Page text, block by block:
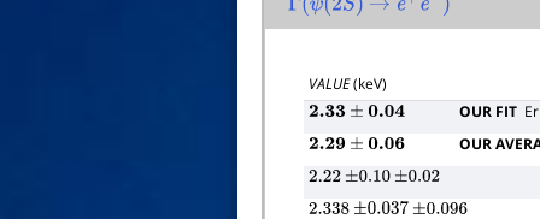
Γ(ψ(2S) → e+ e−
VALUE(keV)
2.33± 0.04 OUR FIT
2.29± 0.06
OUR
2.22 ±0.10 ±0.02
2.338 ±0.037 ±0.096